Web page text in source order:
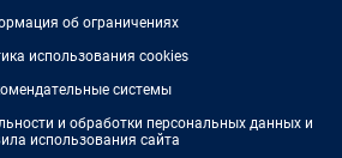
об ограничениях
использования cookies
системы
и обработки персональных данных и
использования сайта